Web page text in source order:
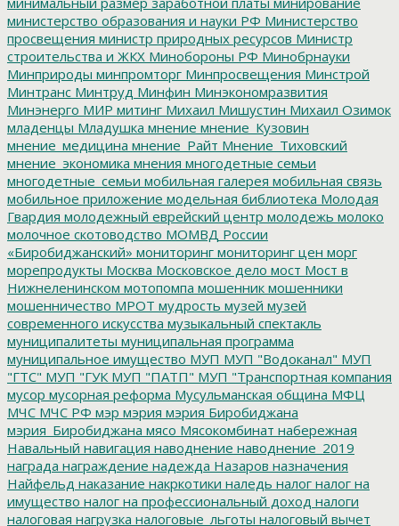
министерство образования и науки РФ Министерство
просвещения министр природных ресурсов Министр
строительства и ЖКХ Минобороны РФ Минобрнауки
Минприроды минпромторг Минпросвещения Минстрой
Минтранс Минтруд Минфин Минэкономразвития
Минэнерго МИР митинг Михаил Мишустин Михаил Озимок
младенцы Младушка мнение мнение_Кузовин
мнение_медицина мнение_Райт Мнение_Тиховский
мнение_экономика мнения многодетные семьи
многодетные_семьи мобильная галерея мобильная связь
мобильное приложение модельная библиотека Молодая
Гвардия молодежный еврейский центр молодежь молоко
молочное скотоводство МОМВД России
«Биробиджанский» мониторинг мониторинг цен морг
морепродукты Москва Московское дело мост Мост в
Нижнеленинском мотопомпа мошенник мошенники
мошенничество МРОТ мудрость музей музей
современного искусства музыкальный спектакль
муниципалитеты муниципальная программа
муниципальное имущество МУП МУП "Водоканал" МУП
"ГТС" МУП "ГУК МУП "ПАТП" МУП "Транспортная компания
мусор мусорная реформа Мусульманская община МФЦ
МЧС МЧС РФ мэр мэрия мэрия Биробиджана
мэрия_Биробиджана мясо Мясокомбинат набережная
Навальный навигация наводнение наводнение_2019
награда награждение надежда Назаров назначения
Найфельд наказание накркотики наледь налог налог на
имущество налог на профессиональный доход налоги
налоговая нагрузка налоговые_льготы налоговый вычет